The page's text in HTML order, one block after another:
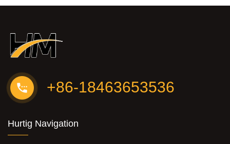
+86-18463653536
Hurtig Navigation